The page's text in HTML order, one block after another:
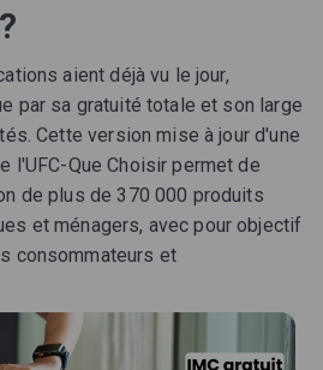
aient déjà vu le jour,
par sa gratuité totale et son large
Cette version mise à jour d'une
l'UFC-Que Choisir permet de
de plus de 370 000 produits
et ménagers, avec pour objectif
consommateurs et